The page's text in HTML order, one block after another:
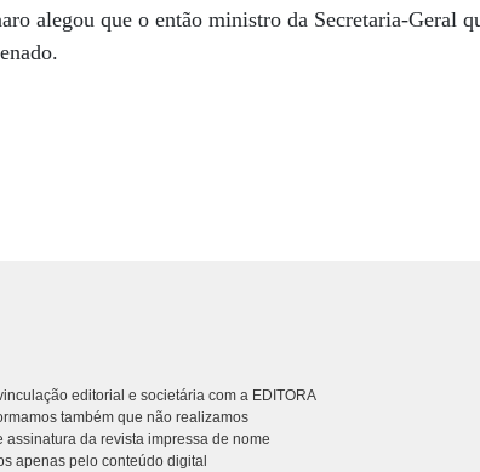
alegou que o então ministro da Secretaria-Geral
editorial e societária com a EDITORA
também que não realizamos
da revista impressa de nome
apenas pelo conteúdo digital